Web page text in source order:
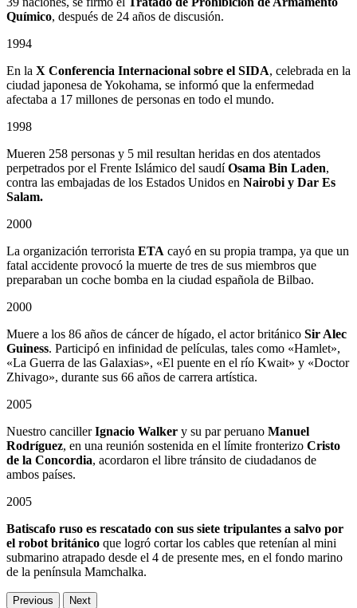
Químico, después de 24 años de discusión.
1994
En la X Conferencia Internacional sobre el SIDA, celebrada en la
ciudad japonesa de Yokohama, se informó que la enfermedad
afectaba a 17 millones de personas en todo el mundo.
1998
Mueren 258 personas y 5 mil resultan heridas en dos atentados
perpetrados por el Frente Islámico del saudíOsama Bin Laden,
contra las embajadas de los Estados Unidos en Nairobi y Dar Es
Salam.
2000
La organización terrorista ETA cayó en su propia trampa, ya que un
fatal accidente provocó la muerte de tres de sus miembros que
preparaban un coche bomba en la ciudad española de Bilbao.
2000
Muere a los 86 años de cáncer de hígado, el actor británico Sir Alec
Guiness. Participó en infinidad de películas, tales como «Hamlet»,
«La Guerra de las Galaxias», «El puente en el río Kwait» y «Doctor
Zhivago», durante sus 66 años de carrera artística.
2005
Nuestro cancillerIgnacio Walker y su par peruano Manuel
Rodríguez, en una reunión sostenida en el límite fronterizo Cristo
de la Concordia, acordaron el libre tránsito de ciudadanos de
ambos países.
2005
Batiscafo ruso es rescatado con sus siete tripulantes a salvo por
el robot británico que logró cortar los cables que retenían al mini
submarino atrapado desde el 4 de presente mes, en el fondo marino
de la península Mamchalka.
Previous Next